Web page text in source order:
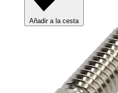
Añadir a la cesta